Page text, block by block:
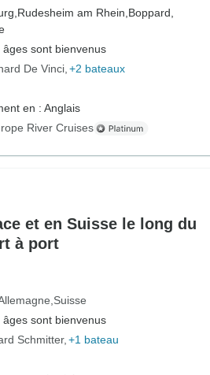
Rudesheim am Rhein, Boppard,
âges sont bienvenus
De Vinci +2 bateaux
en : Anglais
River Cruises
et en Suisse le long du
à port
Suisse
âges sont bienvenus
Schmitter +1 bateau